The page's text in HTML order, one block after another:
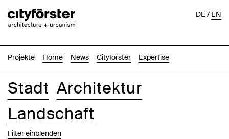
Projekte Home News Cityförster Expertise
DE/EN
Stadt Architektur
Landschaft
Filter einblenden